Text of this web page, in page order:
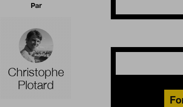
Par
Christophe
Plotard